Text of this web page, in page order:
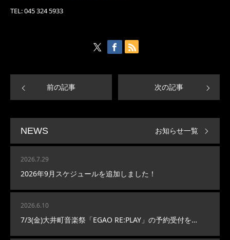
TEL: 045 324 5933
前の記事 次の記事
NEWS
2026.7.29
2026年9月スケジュールを追加しました！
2026.6.10
7/3(金)大井町音楽祭「EGAO RE:PLAY」の予約受付を…
お知らせ一覧